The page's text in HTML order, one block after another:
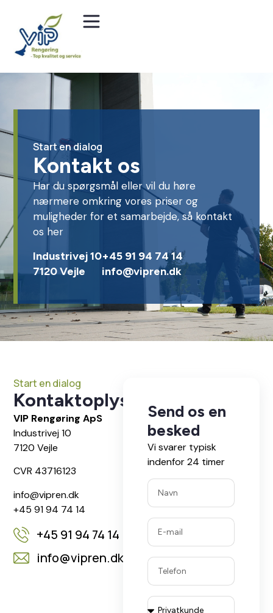
Start en dialog
Kontakt os
Har du spørgsmål eller vil du høre
nærmere omkring vores priser og
muligheder for et samarbejde, så kontakt
os her
Industrivej 10
7120 Vejle
+45 91 94 74 14
info@vipren.dk
Start en dialog
Kontaktoplysninger
VIP Rengøring ApS
Industrivej 10
7120 Vejle
CVR 43716123
info@vipren.dk
+45 91 94 74 14
+45 91 94 74 14
info@vipren.dk
Send os en
besked
Vi svarer typisk
indenfor 24 timer